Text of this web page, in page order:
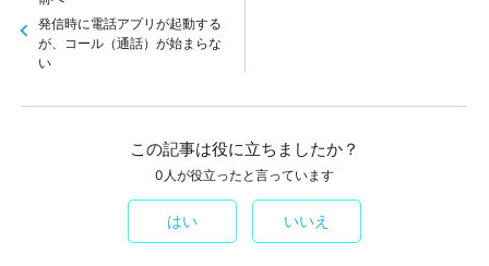
発信時に電話アプリが起動する
が、コール（通話）が始まらな
い
この記事は役に立ちましたか？
0人が役立ったと言っています
はい いいえ